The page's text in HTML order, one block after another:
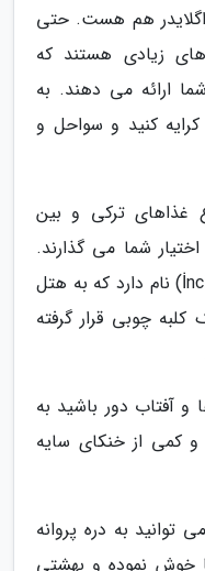
هم هست. حتی
زیادی هستند که
ارائه می دهند. به
کنید و سواحل و
غذاهای ترکی و بین
شما می گذارند.
یکی از برترین رستوران ها اینجی (İnci) نام دارد که به هتل
کلبه چوبی قرار گرفته
آفتاب دور باشید به
و کمی از خنکای سایه
توانید به دره پروانه
خوش نموده و بهشتی